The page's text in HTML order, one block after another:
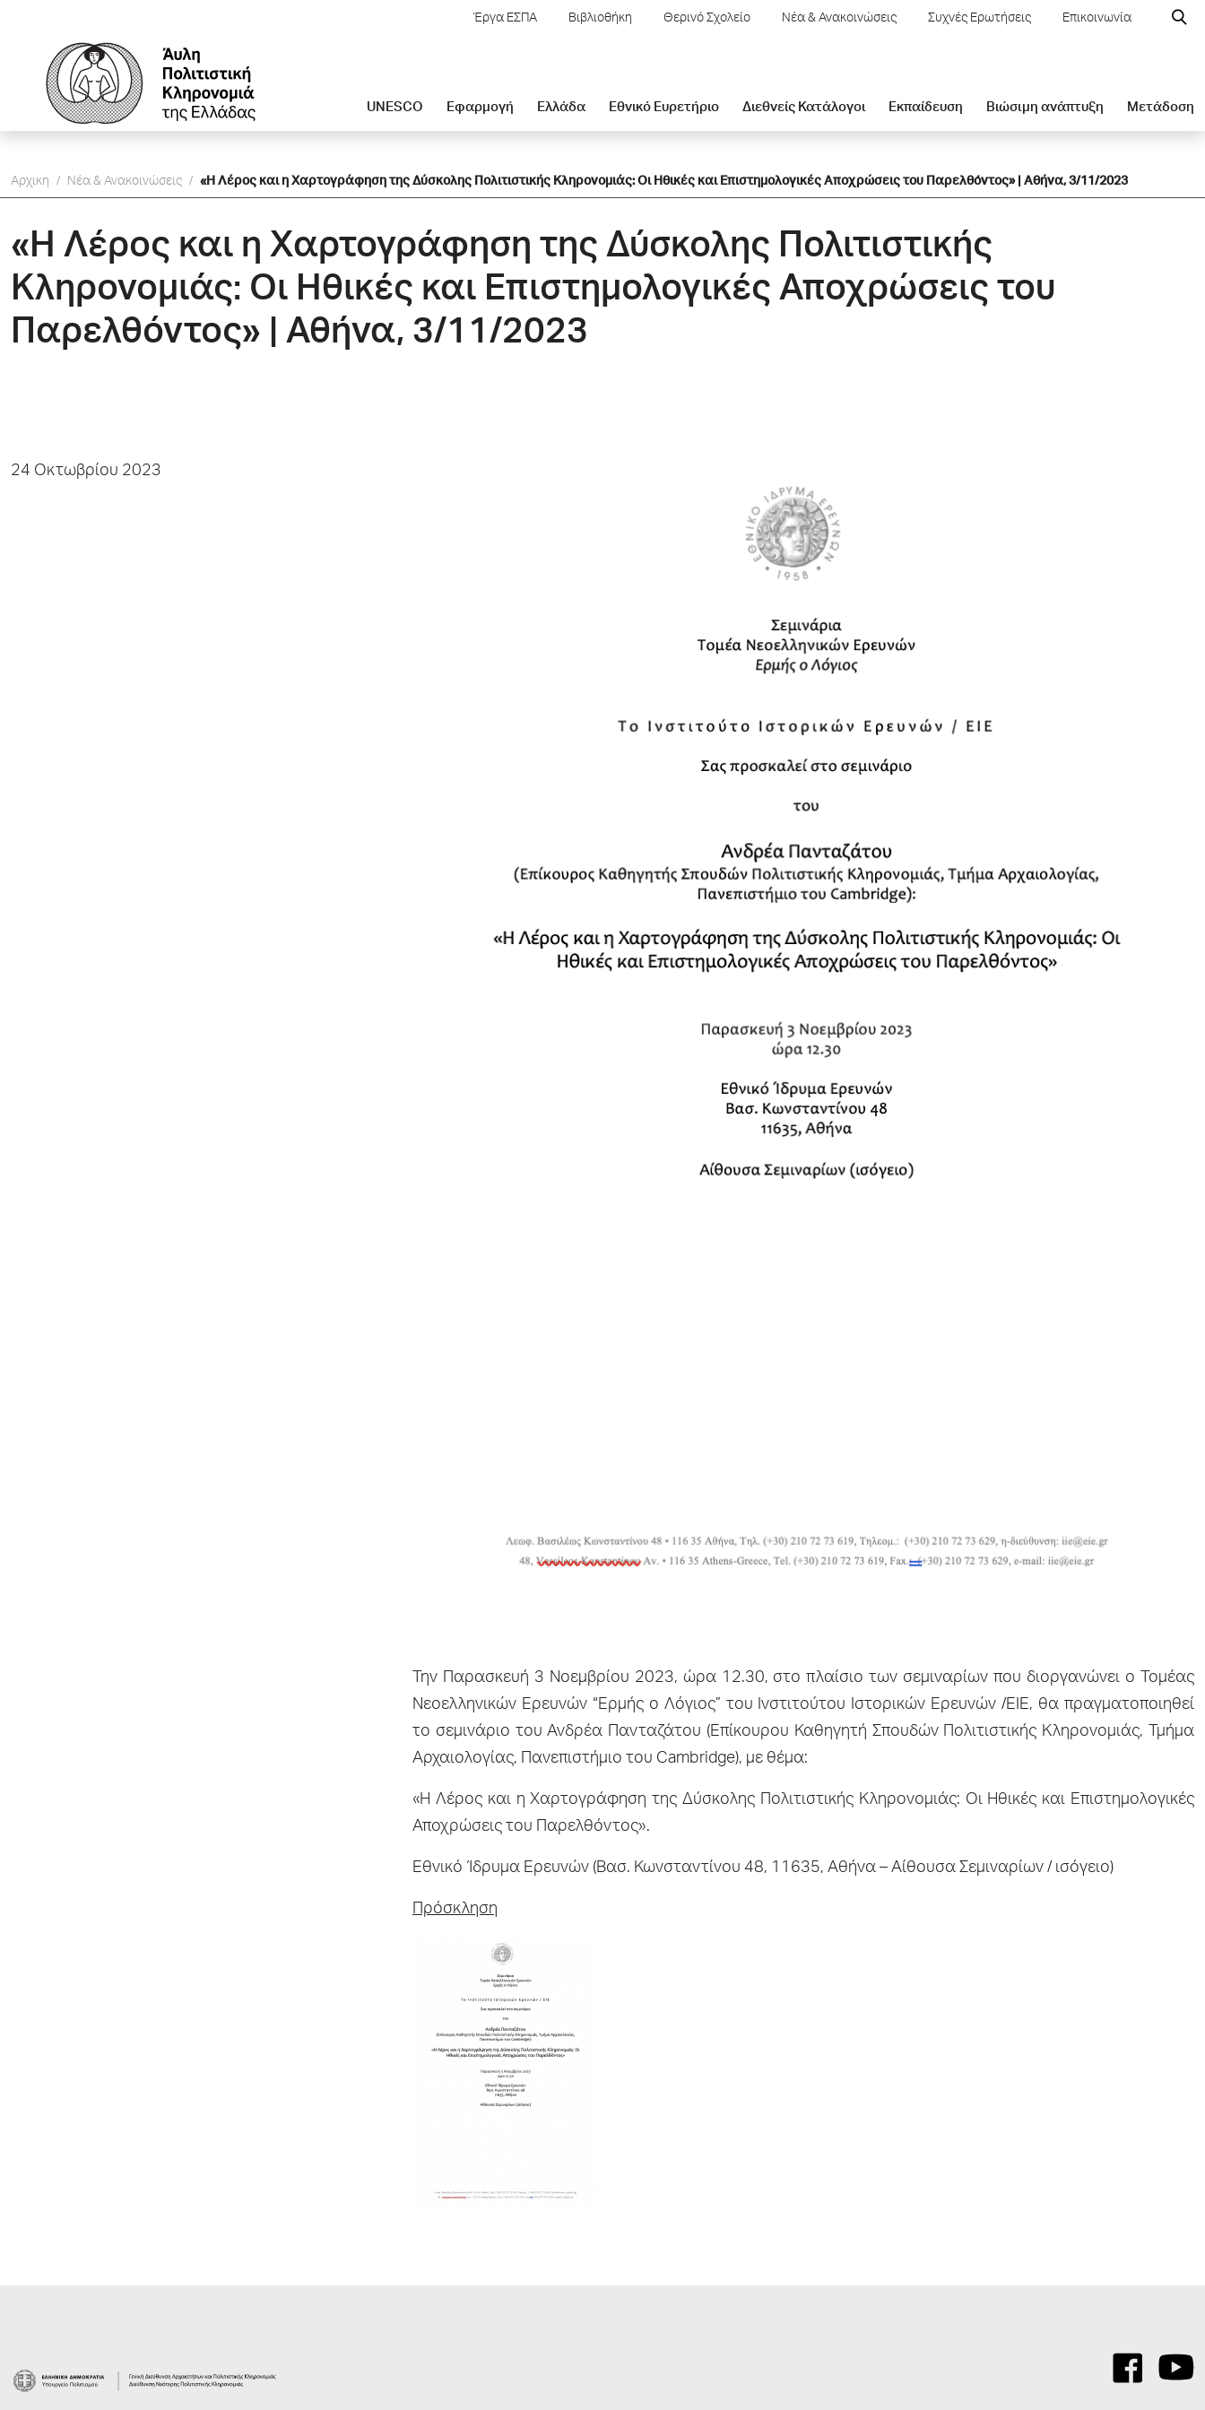
Έργα ΕΣΠΑ Βιβλιοθήκη Θερινό Σχολείο Νέα & Ανακοινώσεις Συχνές Ερωτήσεις Επικοινωνία
UNESCO Εφαρμογή Ελλάδα Εθνικό Ευρετήριο Διεθνείς Κατάλογοι Εκπαίδευση Βιώσιμη ανάπτυξη Μετάδοση
Αρχικη / Νέα & Ανακοινώσεις / «Η Λέρος και η Xαρτογράφηση της Δύσκολης Πολιτιστικής Κληρονομιάς: Oι Ηθικές και Επιστημολογικές Αποχρώσεις του Παρελθόντος» | Αθήνα, 3/11/2023
«Η Λέρος και η Xαρτογράφηση της Δύσκολης Πολιτιστικής
Κληρονομιάς: Oι Ηθικές και Επιστημολογικές Αποχρώσεις του
Παρελθόντος» | Αθήνα, 3/11/2023
24 Οκτωβρίου 2023
Την Παρασκευή 3 Νοεμβρίου 2023, ώρα 12.30, στο πλαίσιο των σεμιναρίων που διοργανώνει ο Τομέας
Νεοελληνικών Ερευνών “Ερμής ο Λόγιος” του Ινστιτούτου Ιστορικών Ερευνών /ΕΙΕ, θα πραγματοποιηθεί
το σεμινάριο του Ανδρέα Πανταζάτου (Επίκουρου Καθηγητή Σπουδών Πολιτιστικής Κληρονομιάς, Τμήμα
Αρχαιολογίας, Πανεπιστήμιο του Cambridge), με θέμα:
«Η Λέρος και η Xαρτογράφηση της Δύσκολης Πολιτιστικής Κληρονομιάς: Oι Ηθικές και Επιστημολογικές
Αποχρώσεις του Παρελθόντος».
Εθνικό Ίδρυμα Ερευνών (Βασ. Κωνσταντίνου 48, 11635, Αθήνα – Αίθουσα Σεμιναρίων / ισόγειο)
Πρόσκληση